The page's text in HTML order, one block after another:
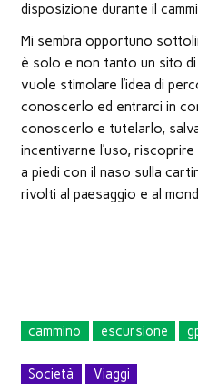
disposizione durante il
Mi sembra opportuno
è solo e non tanto un sito
vuole stimolare l’idea di
conoscerlo ed entrarci in
conoscerlo e tutelarlo,
incentivarne l’uso,
a piedi con il naso sulla
rivolti al paesaggio e al
cammino escursione
Società Viaggi